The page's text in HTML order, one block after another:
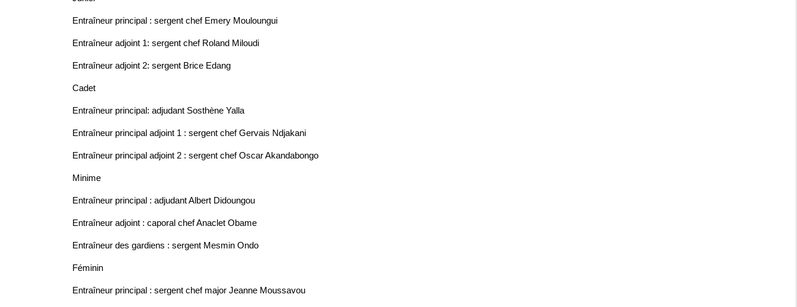
Entraîneur principal : sergent chef Emery Mouloungui
Entraîneur adjoint 1: sergent chef Roland Miloudi
Entraîneur adjoint 2: sergent Brice Edang
Cadet
Entraîneur principal: adjudant Sosthène Yalla
Entraîneur principal adjoint 1 : sergent chef Gervais Ndjakani
Entraîneur principal adjoint 2 : sergent chef Oscar Akandabongo
Minime
Entraîneur principal : adjudant Albert Didoungou
Entraîneur adjoint : caporal chef Anaclet Obame
Entraîneur des gardiens : sergent Mesmin Ondo
Féminin
Entraîneur principal : sergent chef major Jeanne Moussavou